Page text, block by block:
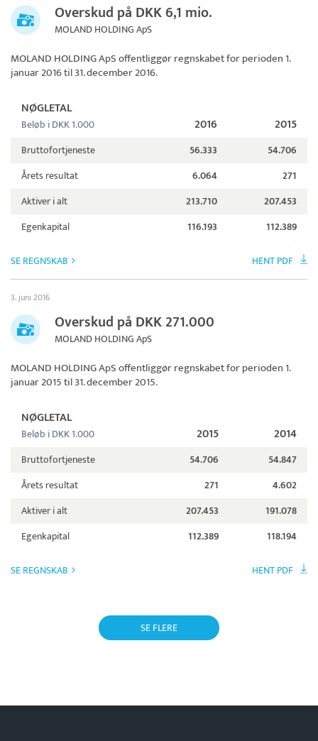
Overskud på DKK 6,1 mio.
MOLAND HOLDING ApS
MOLAND HOLDING ApSoffentliggør regnskabet for perioden 1.
januar 2016 til 31. december 2016.
NØGLETAL
Beløb i DKK 1.000 2016 2015
Bruttofortjeneste 56.333
54.706
Årets resultat
6.064
271
Aktiver i alt
213.710
207.453
Egenkapital
116.193 112.389
SE REGNSKAB HENT PDF
3. juni 2016
Overskud på DKK 271.000
MOLAND HOLDING ApS
MOLAND HOLDING ApSoffentliggør regnskabet for perioden 1.
januar 2015 til 31. december 2015.
NØGLETAL
Beløb i DKK 1.000 2015 2014
Bruttofortjeneste 54.706
54.847
Årets resultat
271
4.602
Aktiver i alt
207.453
191.078
Egenkapital
112.389 118.194
SE REGNSKAB HENT PDF
SE FLERE